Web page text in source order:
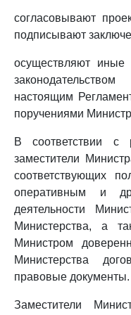
согласовывают
подписывают
осуществляют иные
настоящим
поручениями
В соответствии с
заместители
соответствующих
оперативным и
деятельности
Министерства, а
Министром
Министерства
правовые документы.
Заместители